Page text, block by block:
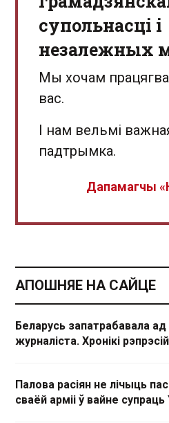
супольнасці і
незалежных
Мы хочам
вас.
І нам вельмі
падтрымка.
Дапамагчы
АПОШНЯЕ НА САЙЦЕ
Беларусь запатрабавала
журналіста. Хронікі
Палова расіян не лічыць
сваёй арміі ў вайне супраць